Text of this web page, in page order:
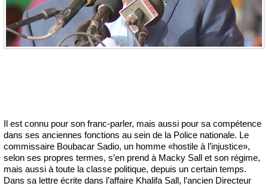
Il est connu pour son franc-parler, mais aussi pour sa compétence
dans ses anciennes fonctions au sein de la Police nationale. Le
commissaire Boubacar Sadio, un homme «hostile à l’injustice»,
selon ses propres termes, s’en prend à Macky Sall et son régime,
mais aussi à toute la classe politique, depuis un certain temps.
Dans sa lettre écrite dans l’affaire Khalifa Sall, l’ancien Directeur